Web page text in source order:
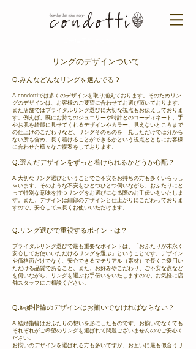
リングのデザインついて
Q.みんなどんなリングを選んでる？
A.condottiでは多くのデザインを取り揃えております。そのためリン
グのデザインは、お客様のご要望に合わせてお選び頂いております。
また店舗ではブライダルリング選びに大切な視点もお伝えしておりま
す。例えば、既にお持ちのジュエリーや時計とのコーディネート、手
やお肌を綺麗に見せてくれるデザインやカラー、見えないところまで
の仕上げのこだわりなど、リングそのものを一見しただけでは分から
ない所も含め、長く着けることができるかという視点とともにお客様
に合わせた様々なご提案をしております。
Q.選んだデザインをずっと着けられるかどうか心配？
A.大切なリング選びということでご不安をお持ちの方も多くいらっし
ゃいます。そのような不安をひとつひとつ伺いながら、おふたりにと
って特別な意味を持つリングをお選びになる際のお手伝いをいたしま
す。また、デザインは細部のデザインと仕上がりにこだわっておりま
すので、安心して末長くお使いいただけます。
Q.リング選びで重視するポイントは？
ブライダルリング選びで最も重要なポイントは、「おふたりが末永く
安心してお使いいただけるリングを選ぶ」ということです。デザイン
や価格面だけでなく、安心できるマテリアル（素材）で長くご愛用い
ただける品質であること、また、お好みやこだわり、ご不安な点など
を伺いながら、リングを選ぶお手伝いをいたしますので、お気軽に店
舗スタッフにご相談ください。
Q.結婚指輪のデザインはお揃いでなければならない？
A.結婚指輪はおふたりの想いを形にしたものです。お揃いでなくても
それぞれがご希望のリングを選ばれて問題ございませんのでご安心く
ださい。
お揃いのデザインを選ばれる方も多いですが、お互いに最も似合うリ